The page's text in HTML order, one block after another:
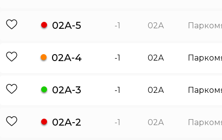
02А-5 -1 02А
02А-4 -1 02А
02А-3 -1 02А
02А-2 -1 02А